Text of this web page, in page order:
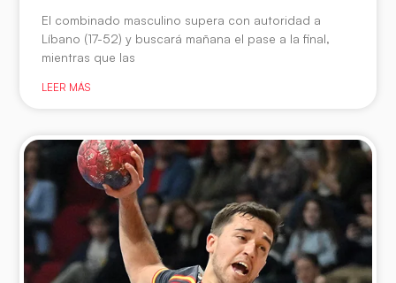
El combinado masculino supera con autoridad a
Líbano (17-52) y buscará mañana el pase a la final,
mientras que las
LEER MÁS